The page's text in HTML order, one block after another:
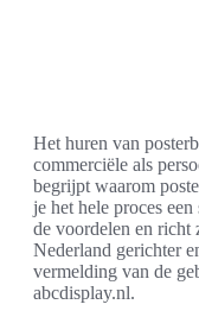
Het huren van
commerciële als
begrijpt waarom
je het hele proces
de voordelen en richt
Nederland gerichter
vermelding van de
abcdisplay.nl.